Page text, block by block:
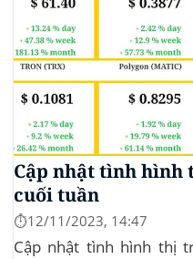
Cập nhật tình
cuối tuần
⏱️12/11/2023, 14:47
Cập nhật tình hình thị